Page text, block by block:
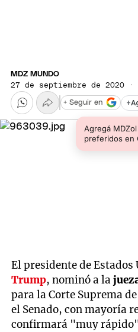
MDZ MUNDO
27 de septiembre de 2020 ·
+
Agregá
preferidos en
+ Seguir en
El presidente de
Trump, nominó a la
para la Corte Suprema
el Senado, con mayoría
confirmará "muy